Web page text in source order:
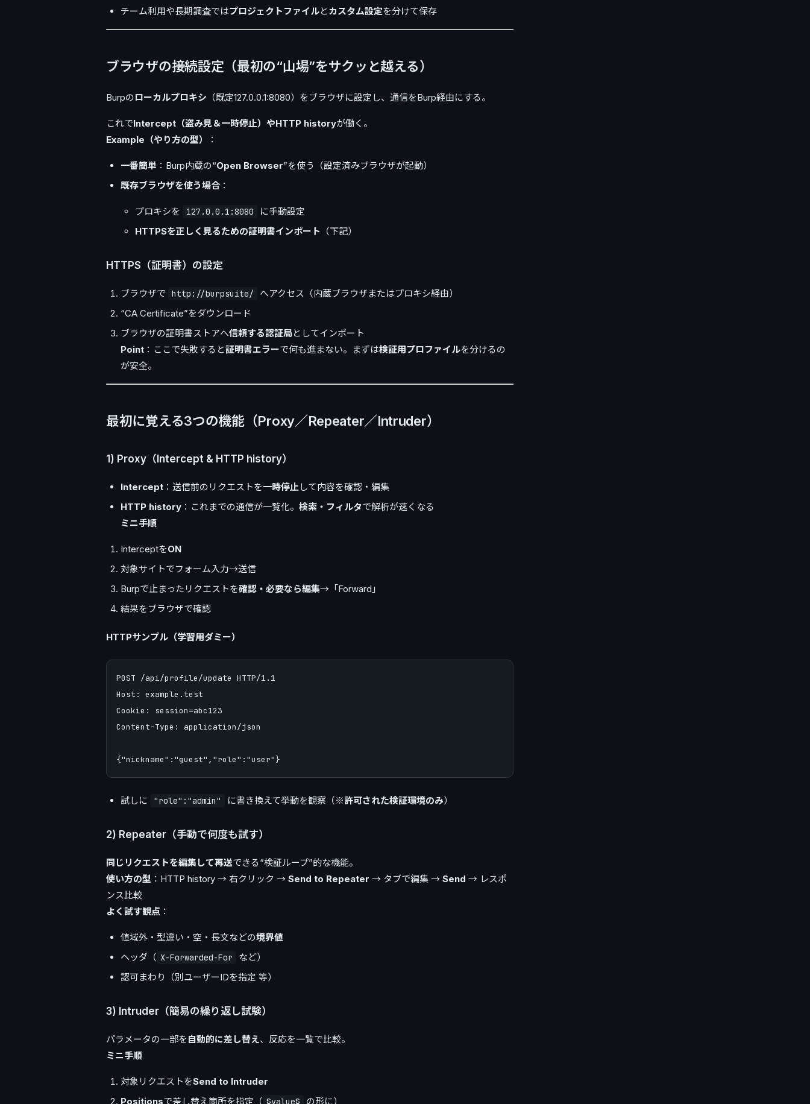
チーム利用や長期調査ではプロジェクトファイルとカスタム設定を分けて保存
ブラウザの接続設定（最初の“山場”をサクッと越える）
Burpのローカルプロキシ （既定127.0.0.1:8080）をブラウザに設定し、通信をBurp経由にする。
これでIntercept（盗み見＆一時停止）やHTTP historyが働く。
Example（やり方の型）
：
一番簡単 ：Burp内蔵の“Open Browser”を使う（設定済みブラウザが起動）
既存ブラウザを使う場合 ：
プロキシを 127.0.0.1:8080
に手動設定
HTTPSを正しく見るための証明書インポート
（下記）
HTTPS（証明書）の設定
ブラウザで http://burpsuite/
へアクセス（内蔵ブラウザまたはプロキシ経由）
“CA Certificate”をダウンロード
ブラウザの証明書ストアへ信頼する認証局としてインポート
Point ：ここで失敗すると証明書エラーで何も進まない。まずは検証用プロファイルを分けるの
が安全。
最初に覚える3つの機能（Proxy／Repeater／Intruder）
1) Proxy（Intercept & HTTP history）
Intercept ：送信前のリクエストを一時停止して内容を確認・編集
HTTP history ：これまでの通信が一覧化。 検索・フィルタで解析が速くなる
ミニ手順
InterceptをON
対象サイトでフォーム入力→送信
Burpで止まったリクエストを確認・必要なら編集→「Forward」
結果をブラウザで確認
HTTPサンプル（学習用ダミー）
POST /api/profile/update HTTP/1.1
Host: example.test
Cookie: session=abc123
Content-Type: application/json
試しに "role":"admin" に書き換えて挙動を観察（※許可された検証環境のみ）
2) Repeater（手動で何度も試す）
同じリクエストを編集して再送できる“検証ループ”的な機能。
使い方の型 ：HTTP history → 右クリック → Send to Repeater → タブで編集 → Send → レスポ
ンス比較
よく試す観点 ：
値域外・型違い・空・長文などの境界値
ヘッダ（ X-Forwarded-For
など）
認可まわり（別ユーザーIDを指定 等）
3) Intruder（簡易の繰り返し試験）
パラメータの一部を 自動的に差し替え、反応を一覧で比較。
ミニ手順
対象リクエストをSend to Intruder
Positionsで差し替え箇所を指定（ §value§ の形に）